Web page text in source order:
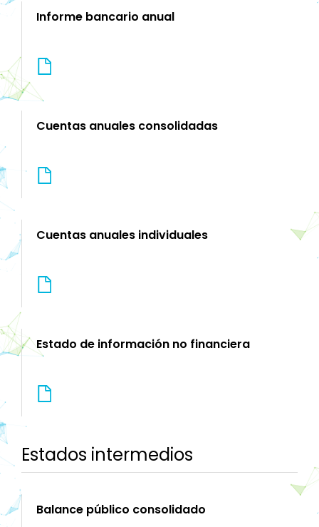
Informe bancario anual
Cuentas anuales consolidadas
Cuentas anuales individuales
Estado de información no financiera
Estados intermedios
Balance público consolidado